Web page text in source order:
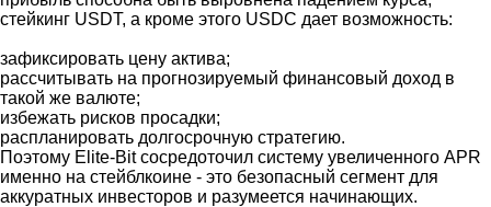
стейкинг USDT, а кроме этого USDC дает возможность:
зафиксировать цену актива;
рассчитывать на прогнозируемый финансовый доход в
такой же валюте;
избежать рисков просадки;
распланировать долгосрочную стратегию.
Поэтому Elite-Bit сосредоточил систему увеличенного APR
именно на стейблкоине - это безопасный сегмент для
аккуратных инвесторов и разумеется начинающих.